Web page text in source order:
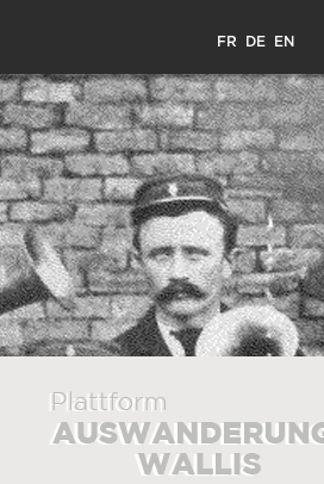
FR DE EN